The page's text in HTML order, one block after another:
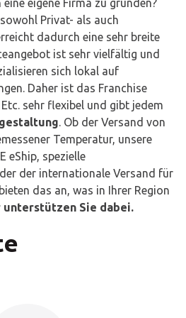
eigene Firma zu gründen?
Privat- als auch
dadurch eine sehr breite
ist sehr vielfältig und
sich lokal auf
Daher ist das Franchise
sehr flexibel und gibt jedem
. Ob der Versand von
Temperatur, unsere
eShip, spezielle
der internationale Versand für
das an, was in Ihrer Region
unterstützen Sie dabei.